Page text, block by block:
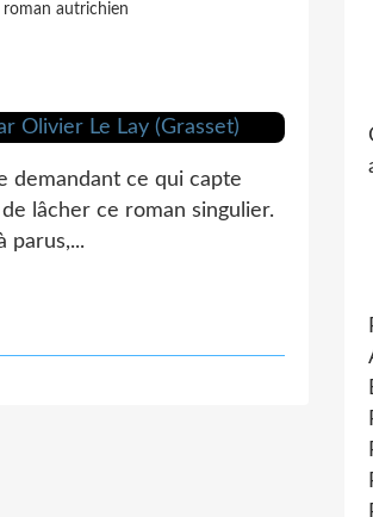
roman autrichien
demandant ce qui capte
lâcher ce roman singulier.
parus,...